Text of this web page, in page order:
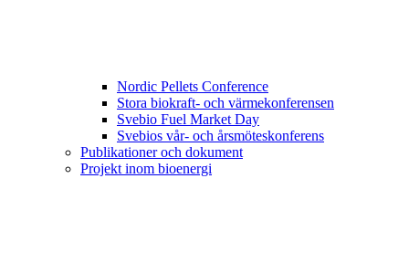
Nordic Pellets Conference
Stora biokraft- och värmekonferensen
Svebio Fuel Market Day
Svebios vår- och årsmöteskonferens
Publikationer och dokument
Projekt inom bioenergi